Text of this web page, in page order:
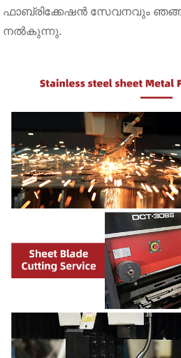
ഫാബ്രിക്കേഷൻ സേവനവും
നൽകുന്നു.